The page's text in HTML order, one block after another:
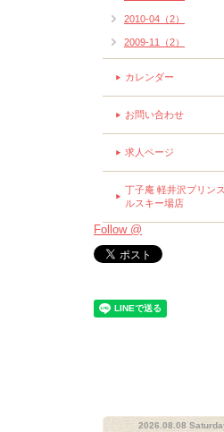
2010-04（2）
2009-11（2）
カレンダー
お問い合わせ
求人ページ
丁子庵 軽井沢プリン
ルスキー場店
Follow @
2026.08.08